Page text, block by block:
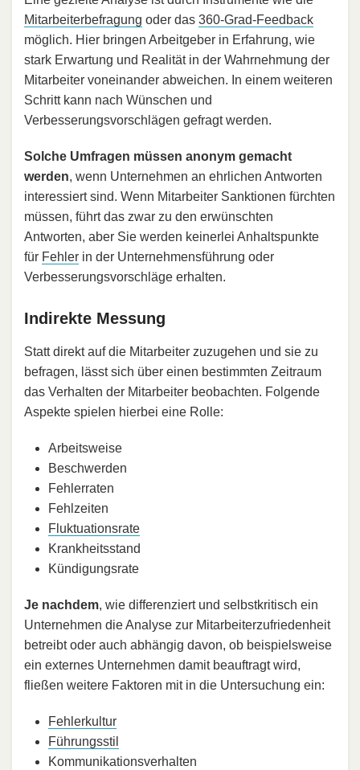
Mitarbeiterbefragung oder das 360-Grad-Feedback
möglich. Hier bringen Arbeitgeber in Erfahrung, wie
stark Erwartung und Realität in der Wahrnehmung der
Mitarbeiter voneinander abweichen. In einem weiteren
Schritt kann nach Wünschen und
Verbesserungsvorschlägen gefragt werden.
Solche Umfragen müssen anonym gemacht
werden, wenn Unternehmen an ehrlichen Antworten
interessiert sind. Wenn Mitarbeiter Sanktionen fürchten
müssen, führt das zwar zu den erwünschten
Antworten, aber Sie werden keinerlei Anhaltspunkte
für Fehler in der Unternehmensführung oder
Verbesserungsvorschläge erhalten.
Indirekte Messung
Statt direkt auf die Mitarbeiter zuzugehen und sie zu
befragen, lässt sich über einen bestimmten Zeitraum
das Verhalten der Mitarbeiter beobachten. Folgende
Aspekte spielen hierbei eine Rolle:
Arbeitsweise
Beschwerden
Fehlerraten
Fehlzeiten
Fluktuationsrate
Krankheitsstand
Kündigungsrate
Je nachdem, wie differenziert und selbstkritisch ein
Unternehmen die Analyse zur Mitarbeiterzufriedenheit
betreibt oder auch abhängig davon, ob beispielsweise
ein externes Unternehmen damit beauftragt wird,
fließen weitere Faktoren mit in die Untersuchung ein:
Fehlerkultur
Führungsstil
Kommunikationsverhalten